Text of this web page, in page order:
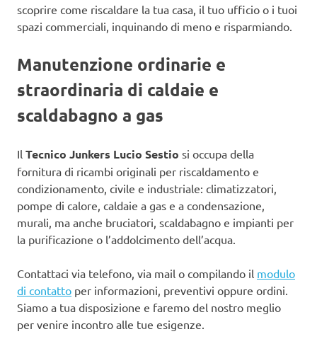
scoprire come riscaldare la tua casa, il tuo ufficio o i tuoi
spazi commerciali, inquinando di meno e risparmiando.
Manutenzione ordinarie e
straordinaria di caldaie e
scaldabagno a gas
Il Tecnico Junkers Lucio Sestio si occupa della
fornitura di ricambi originali per riscaldamento e
condizionamento, civile e industriale: climatizzatori,
pompe di calore, caldaie a gas e a condensazione,
murali, ma anche bruciatori, scaldabagno e impianti per
la purificazione o l’addolcimento dell’acqua.
Contattaci via telefono, via mail o compilando il modulo
di contatto per informazioni, preventivi oppure ordini.
Siamo a tua disposizione e faremo del nostro meglio
per venire incontro alle tue esigenze.